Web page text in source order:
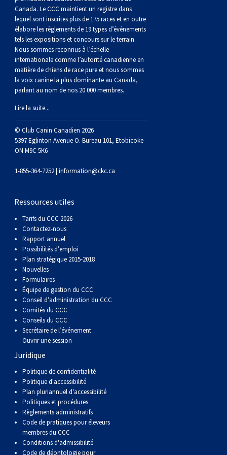
Braque de Weimar
Saint Bernard
Dogue du Tibet
Laika de lakoutie
Canada. Le CCC maintient un registre dans
lequel sont inscrites plus de 175 races et en outre
élabore les règlements de 19 types d’événements
tels les expositions et concours sur le terrain.
Nous sommes reconnus à l’échelle
internationale comme l’autorité canadienne en
matière de chiens de race pure et nous sommes
la voix canine la plus dominante au Canada,
parlant au nom de nos 20 000 membres.
Lire la suite...
© Club Canin Canadien 2026
5397 Eglinton Avenue O. Bureau 101, Etobicoke
ON M9C 5K6
1-855-364-7252 | information@ckc.ca
Ressources utiles
Tarifs du CCC 2026
Contactez-nous
Rapport annuel
Possibilités d’emploi
Plan stratégique 2015-2018
Nouvelles
Formulaires
Équipe de gestion du CCC
Conseil d’administration du CCC
Comités du CCC
Conseils du CCC
Secrétaire de l’événement
Ouvrir une session
Juridique
Politique de confidentialité
Politique d'accessibilité
Plan pluriannuel d'accessibilité
Politiques et procédures
Règlements administratifs
Code de pratiques pour éleveurs
membres du CCC
Conditions d'admissibilité
Code de déontologie pour